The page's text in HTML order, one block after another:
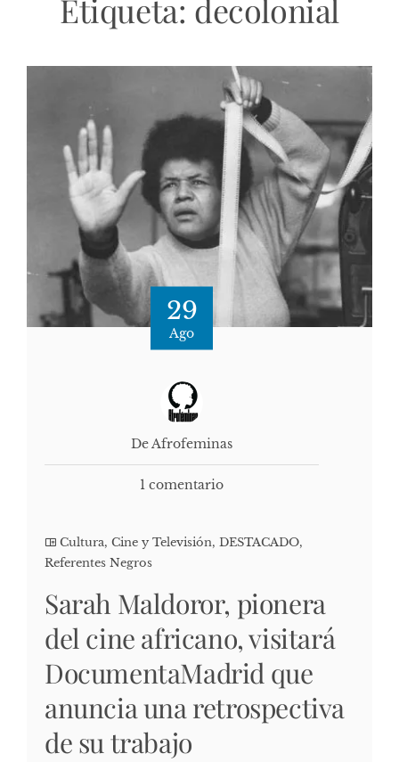
Etiqueta: decolonial
29
Ago
De Afrofeminas
1 comentario
Cultura, Cine y Televisión, DESTACADO,
Referentes Negros
Sarah Maldoror, pionera
del cine africano, visitará
DocumentaMadrid que
anuncia una retrospectiva
de su trabajo